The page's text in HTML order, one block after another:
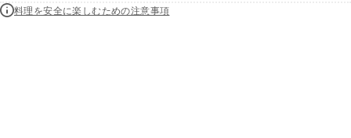
料理を安全に楽しむための注意事項